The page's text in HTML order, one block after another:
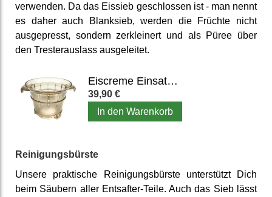
verwenden. Da das Eissieb geschlossen ist - man nennt
es daher auch Blanksieb, werden die Früchte nicht
ausgepresst, sondern zerkleinert und als Püree über
den Tresterauslass ausgeleitet.
Eiscreme Einsatz / Eissieb für Hurom H320N
39,90 €
In den Warenkorb
Reinigungs­bürste
Unsere prak­tische Reinigungs­bürste unter­stützt Dich
beim Säubern aller Entsafter-Teile. Auch das Sieb lässt